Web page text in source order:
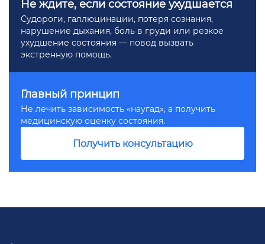
Не ждите, если состояние ухудшается
Судороги, галлюцинации, потеря сознания,
нарушение дыхания, боль в груди или резкое
ухудшение состояния — повод вызвать
экстренную помощь.
Главный принцип
Не лечить зависимость «наугад», а получить
медицинскую оценку состояния.
Получить консультацию